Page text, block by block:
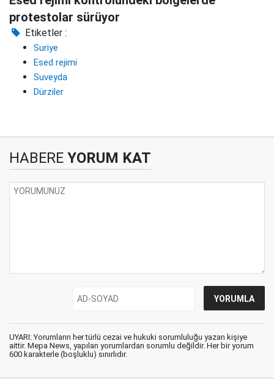
protestolar sürüyor
Etiketler :
Suriye
Esed rejimi
Suveyda
Dürziler
HABERE YORUM KAT
UYARI: Yorumların her türlü cezai ve hukuki sorumluluğu yazan kişiye
aittir. Mepa News, yapılan yorumlardan sorumlu değildir. Her bir yorum
600 karakterle (boşluklu) sınırlıdır.